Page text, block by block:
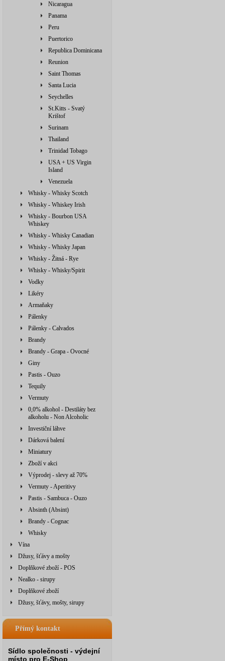
Nicaragua
Panama
Peru
Puertorico
Republica Dominicana
Reunion
Saint Thomas
Santa Lucia
Seychelles
St.Kitts - Svatý
Krištof
Surinam
Thailand
Trinidad Tobago
USA + US Virgin
Island
Venezuela
Whisky - Whisky Scotch
Whisky - Whiskey Irish
Whisky - Bourbon USA
Whiskey
Whisky - Whisky Canadian
Whisky - Whisky Japan
Whisky - Žitná - Rye
Whisky - Whisky/Spirit
Vodky
Likéry
Armaňaky
Pálenky
Pálenky - Calvados
Brandy
Brandy - Grapa - Ovocné
Giny
Pastis - Ouzo
Tequily
Vermuty
0,0% alkohol - Destiláty bez
alkoholu - Non Alcoholic
Investiční láhve
Dárková balení
Miniatury
Zboží v akci
Výprodej - slevy až 70%
Vermuty - Aperitivy
Pastis - Sambuca - Ouzo
Absinth (Absint)
Brandy - Cognac
Whisky
Vína
Džusy, šťávy a mošty
Doplňkové zboží - POS
Nealko - sirupy
Doplňkové zboží
Džusy, šťávy, mošty, sirupy
Přímý kontakt
Sídlo společnosti - výdejní
místo pro E-Shop